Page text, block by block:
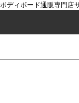
ボディボード通販専門店